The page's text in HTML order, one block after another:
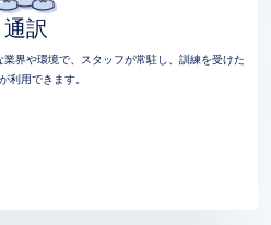
通訳
界や環境で、スタッフが常駐し、訓練を受けた
利用できます。